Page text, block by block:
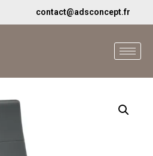
contact@adsconcept.fr